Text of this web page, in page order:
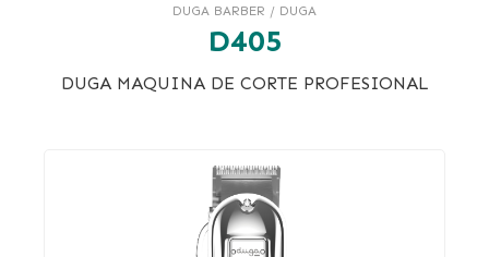
DUGA BARBER / DUGA
D405
DUGA MAQUINA DE CORTE PROFESIONAL